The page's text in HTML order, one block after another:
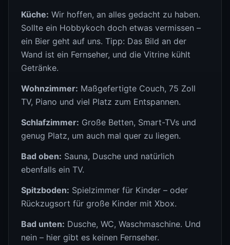
Küche: Wir hoffen, an alles gedacht zu haben.
Sollte ein Hobbykoch doch etwas vermissen –
ein Bier geht auf uns. Tipp: Das Bild an der
Wand ist ein Fernseher, und die Vitrine kühlt
Getränke.
Wohnzimmer: Maßgefertigte Couch, 75 Zoll
TV, Piano und viel Platz zum Entspannen.
Schlafzimmer: Große Betten, Smart-TVs und
genug Platz, um auch mal quer zu liegen.
Bad oben: Sauna, Dusche und natürlich
ebenfalls ein TV.
Spitzboden: Spielzimmer für Kinder – oder
Rückzugsort für große Kinder mit Xbox.
Bad unten: Dusche, WC, Waschmaschine. Und
nein – hier gibt es keinen Fernseher.